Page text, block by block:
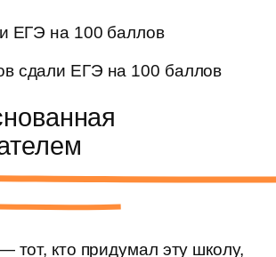
ЕГЭ на 100 баллов
тот, кто придумал эту школу,